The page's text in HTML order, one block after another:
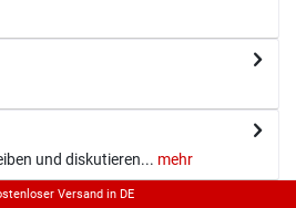
und diskutieren... mehr
Versand in DE